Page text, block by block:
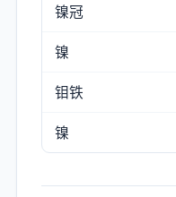
镍冠
镍
钼铁
镍